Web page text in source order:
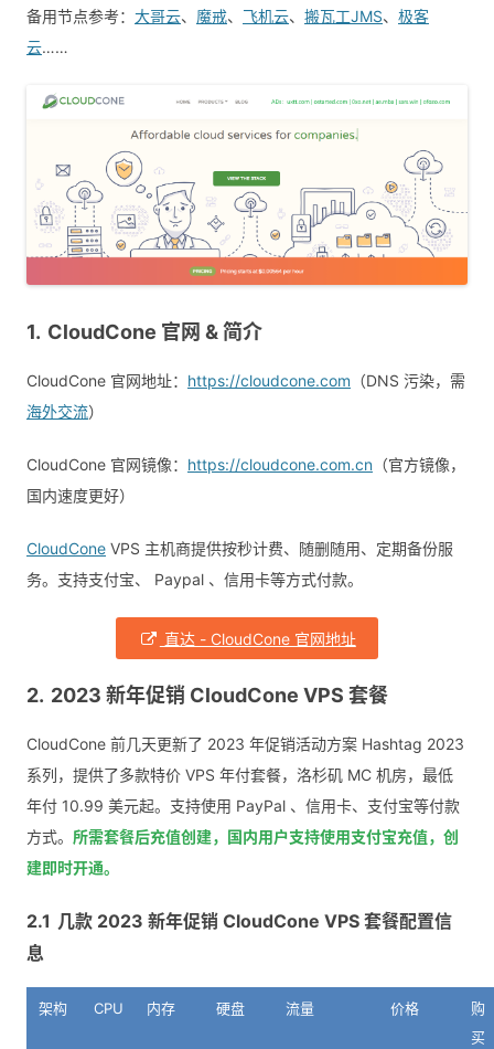
备用节点参考： 大哥云、 魔戒、 飞机云、 搬瓦工JMS、 极客
云……
CloudCone 官网 & 简介
CloudCone 官网地址： https://cloudcone.com （DNS 污染，需
海外交流）
CloudCone 官网镜像： https://cloudcone.com.cn （官方镜像，
国内速度更好）
CloudCone VPS 主机商提供按秒计费、随删随用、定期备份服
务。支持支付宝、 Pay­pal 、信用卡等方式付款。
直达 - CloudCone 官网地址
2023 新年促销 CloudCone VPS 套餐
CloudCone 前几天更新了 2023 年促销活动方案 Hashtag 2023
系列，提供了多款特价 VPS 年付套餐，洛杉矶 MC 机房，最低
年付 10.99 美元起。支持使用 PayPal 、信用卡、支付宝等付款
方式。 所需套餐后充值创建，国内用户支持使用支付宝充值，创
建即时开通。
几款 2023 新年促销 CloudCone VPS 套餐配置信
息
架构 CPU 内存 硬盘 流量 价格
购
买